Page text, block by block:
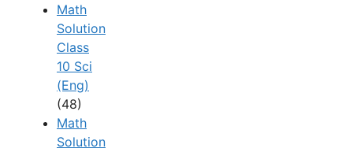
Math
Solution
Class
10 Sci
(Eng)
(48)
Math
Solution